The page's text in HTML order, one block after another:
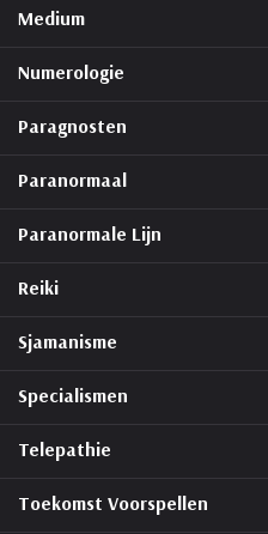
Medium
Numerologie
Paragnosten
Paranormaal
Paranormale Lijn
Reiki
Sjamanisme
Specialismen
Telepathie
Toekomst Voorspellen